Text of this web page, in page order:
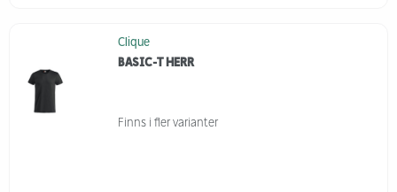
Clique
BASIC-T HERR
Finns i fler varianter